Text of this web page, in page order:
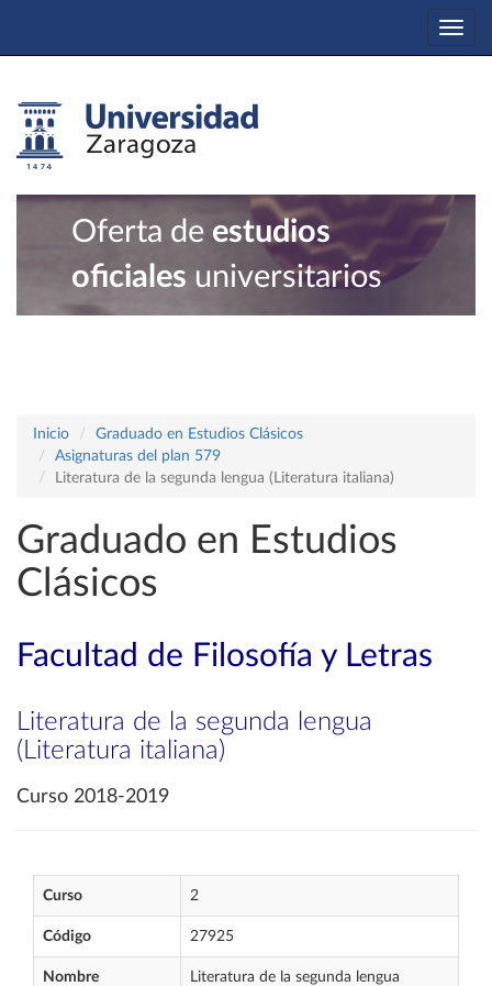
Oferta de estudios
oficiales universitarios
Inicio
Graduado en Estudios Clásicos
Asignaturas del plan 579
Literatura de la segunda lengua (Literatura italiana)
Graduado en Estudios
Clásicos
Facultad de Filosofía y Letras
Literatura de la segunda lengua
(Literatura italiana)
Curso 2018-2019
Curso 2
Código 27925
Nombre
Literatura de la segunda lengua